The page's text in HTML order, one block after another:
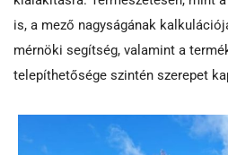
is, a mező nagyságának
mérnöki segítség, valamint a
telepíthetősége szintén szerepet